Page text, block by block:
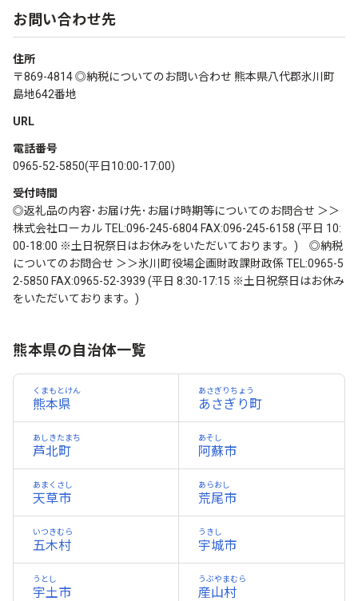
お問い合わせ先
住所
〒869-4814 ◎納税についてのお問い合わせ 熊本県八代郡氷川町
島地642番地
URL
電話番号
0965-52-5850(平日10:00-17:00)
受付時間
◎返礼品の内容･お届け先･お届け時期等についてのお問合せ ＞＞
株式会社ローカル TEL:096-245-6804 FAX:096-245-6158 (平日 10:
00-18:00 ※土日祝祭日はお休みをいただいております。) ◎納税
についてのお問合せ ＞＞氷川町役場企画財政課財政係 TEL:0965-5
2-5850 FAX:0965-52-3939 (平日 8:30-17:15 ※土日祝祭日はお休み
をいただいております。)
熊本県の自治体一覧
熊本県
くまもとけん
あさぎり町
あさぎりちょう
芦北町
あしきたまち
阿蘇市
あそし
天草市
あまくさし
荒尾市
あらおし
五木村
いつきむら
宇城市
うきし
宇土市
うとし
産山村
うぶやまむら